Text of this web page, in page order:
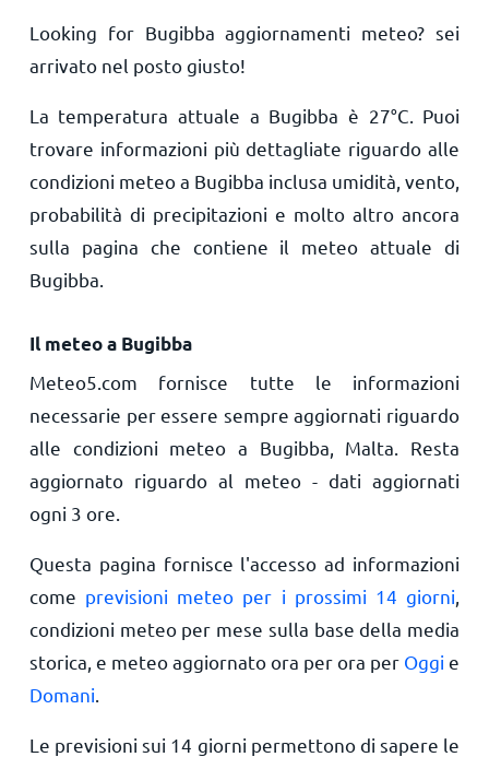
Looking for Bugibba aggiornamenti meteo? sei
arrivato nel posto giusto!
La temperatura attuale a Bugibba è 27°C . Puoi
trovare informazioni più dettagliate riguardo alle
condizioni meteo a Bugibba inclusa umidità, vento,
probabilità di precipitazioni e molto altro ancora
sulla pagina che contiene il meteo attuale di
Bugibba.
Il meteo a Bugibba
Meteo5.com fornisce tutte le informazioni
necessarie per essere sempre aggiornati riguardo
alle condizioni meteo a Bugibba, Malta. Resta
aggiornato riguardo al meteo - dati aggiornati
ogni 3 ore.
Questa pagina fornisce l'accesso ad informazioni
come previsioni meteo per i prossimi 14 giorni
condizioni meteo per mese sulla base della media
storica, e meteo aggiornato ora per ora per Oggi e
Domani
Le previsioni sui 14 giorni permettono di sapere le